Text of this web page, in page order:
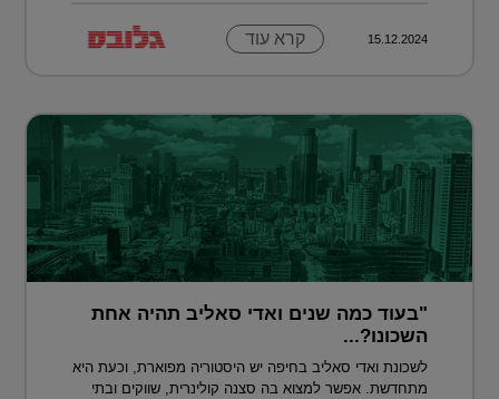
15.12.2024 קרא עוד
"בעוד כמה שנים ואדי סאליב תהיה אחת
השכונו?...
לשכונת ואדי סאליב בחיפה יש היסטוריה מפוארת, וכעת היא
מתחדשת. אפשר למצוא בה סצנה קולינרית, שווקים ובתי